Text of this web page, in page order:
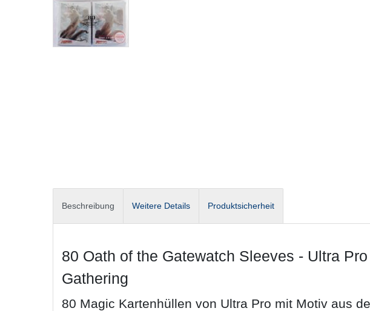
Beschreibung Weitere Details Produktsicherheit
80 Oath of the Gatewatch Sleeves - Ultra
Gathering
80 Magic Kartenhüllen von Ultra Pro mit Motiv aus